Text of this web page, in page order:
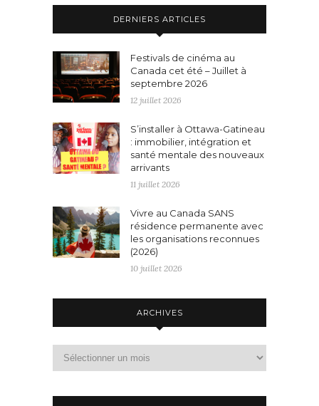
DERNIERS ARTICLES
Festivals de cinéma au
Canada cet été – Juillet à
septembre 2026
12 juillet 2026
S’installer à Ottawa-Gatineau
: immobilier, intégration et
santé mentale des nouveaux
arrivants
11 juillet 2026
Vivre au Canada SANS
résidence permanente avec
les organisations reconnues
(2026)
10 juillet 2026
ARCHIVES